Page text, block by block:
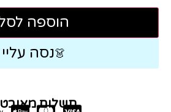
הוספה
👗נסה עליי
תשלום